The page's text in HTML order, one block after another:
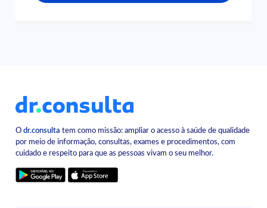
Odr.consulta tem como missão: ampliar o acesso à saúde de qualidade
por meio de informação, consultas, exames e procedimentos, com
cuidado e respeito para que as pessoas vivam o seu melhor.